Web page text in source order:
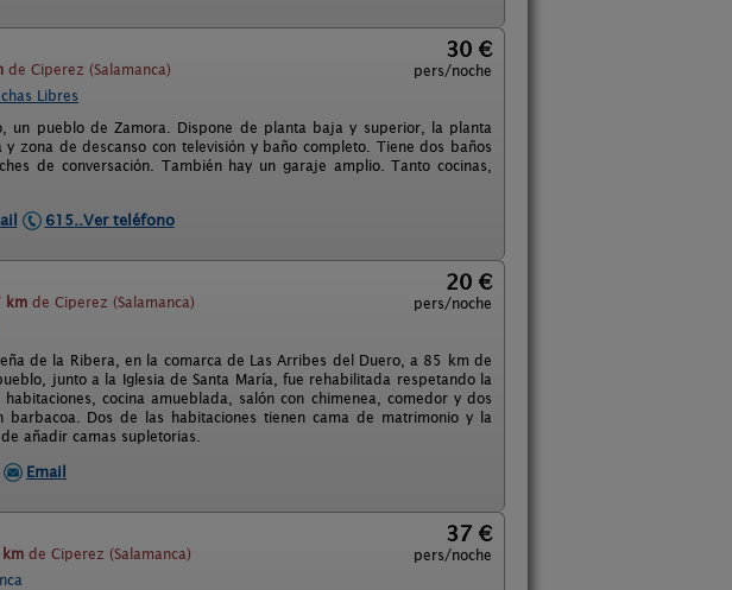
de Ciperez (Salamanca)
30 €
pers/noche
Libres
un pueblo de Zamora. Dispone de planta baja y superior, la planta
zona de descanso con televisión y baño completo. Tiene dos baños
de conversación. También hay un garaje amplio. Tanto cocinas,
615..Ver teléfono
km de Ciperez (Salamanca)
20 €
pers/noche
de la Ribera, en la comarca de Las Arribes del Duero, a 85 km de
junto a la Iglesia de Santa María, fue rehabilitada respetando la
cocina amueblada, salón con chimenea, comedor y dos
Dos de las habitaciones tienen cama de matrimonio y la
añadir camas supletorias.
Email
de Ciperez (Salamanca)
37 €
pers/noche